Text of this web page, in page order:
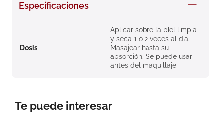
Especificaciones
Dosis
Aplicar sobre la piel limpia
y seca 1 ó 2 veces al día.
Masajear hasta su
absorción. Se puede usar
antes del maquillaje
Te puede interesar